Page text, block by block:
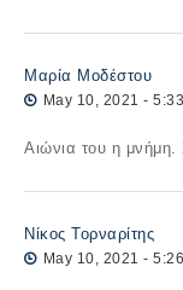
Μαρία Μοδέστου
May 10, 2021 -
Αιώνια του η μνήμη.
Νίκος Τορναρίτης
May 10, 2021 -